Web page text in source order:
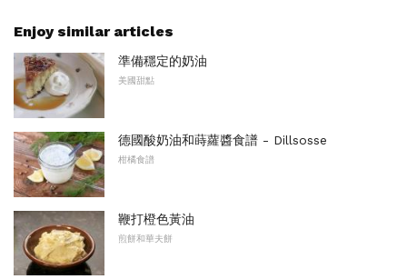
Enjoy similar articles
準備穩定的奶油
美國甜點
德國酸奶油和蒔蘿醬食譜 - Dillsosse
柑橘食譜
鞭打橙色黃油
煎餅和華夫餅